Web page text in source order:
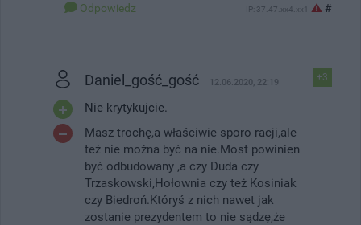
Odpowiedz IP: 37.47.xx4.xx1 #
+3
Daniel_gość_gość 12.06.2020, 22:19
Nie krytykujcie.
Masz trochę,a właściwie sporo racji,ale
też nie można być na nie.Most powinien
być odbudowany ,a czy Duda czy
Trzaskowski,Hołownia czy też Kosiniak
czy Biedroń.Któryś z nich nawet jak
zostanie prezydentem to nie sądzę,że